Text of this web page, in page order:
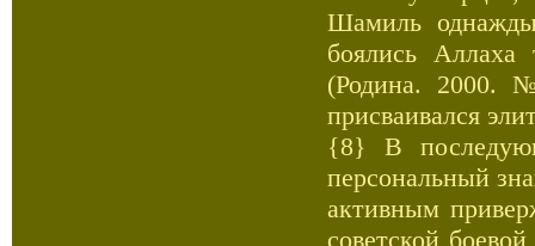
Шамиль
боялись
(Родина. 2000.
присваивался
{8} В
персональный
активным
советской